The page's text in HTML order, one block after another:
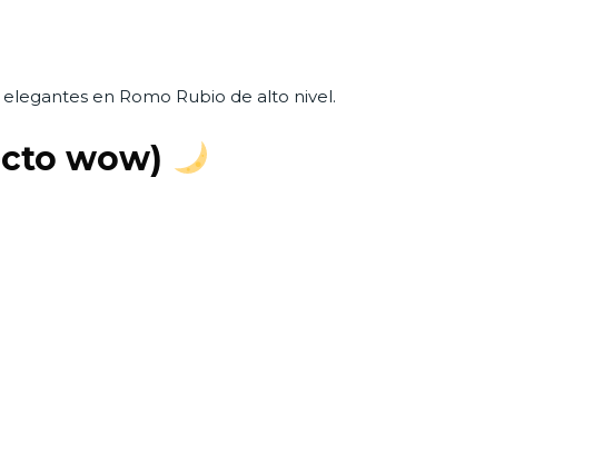
en Romo Rubio de alto nivel.
wow)